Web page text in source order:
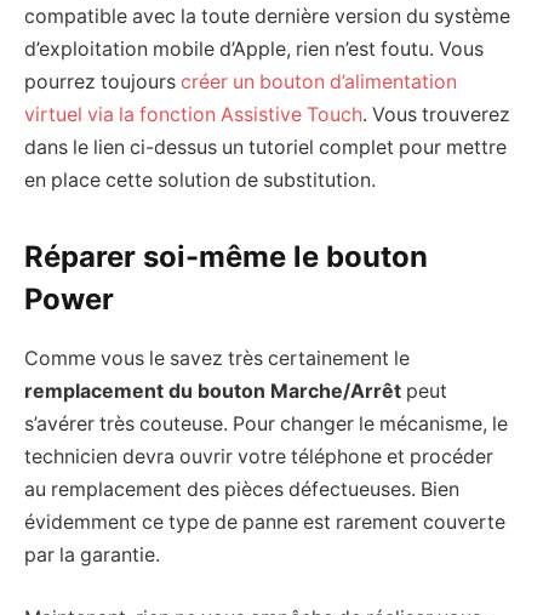
compatible avec la toute dernière version du système
d’exploitation mobile d’Apple, rien n’est foutu. Vous
pourrez toujours créer un bouton d’alimentation
virtuel via la fonction Assistive Touch. Vous trouverez
dans le lien ci-dessus un tutoriel complet pour mettre
en place cette solution de substitution.
Réparer soi-même le bouton
Power
Comme vous le savez très certainement le
remplacement du bouton Marche/Arrêt peut
s’avérer très couteuse. Pour changer le mécanisme, le
technicien devra ouvrir votre téléphone et procéder
au remplacement des pièces défectueuses. Bien
évidemment ce type de panne est rarement couverte
par la garantie.